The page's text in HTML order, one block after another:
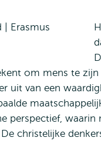
om mens te
uit van een
perspectief,
christelijke